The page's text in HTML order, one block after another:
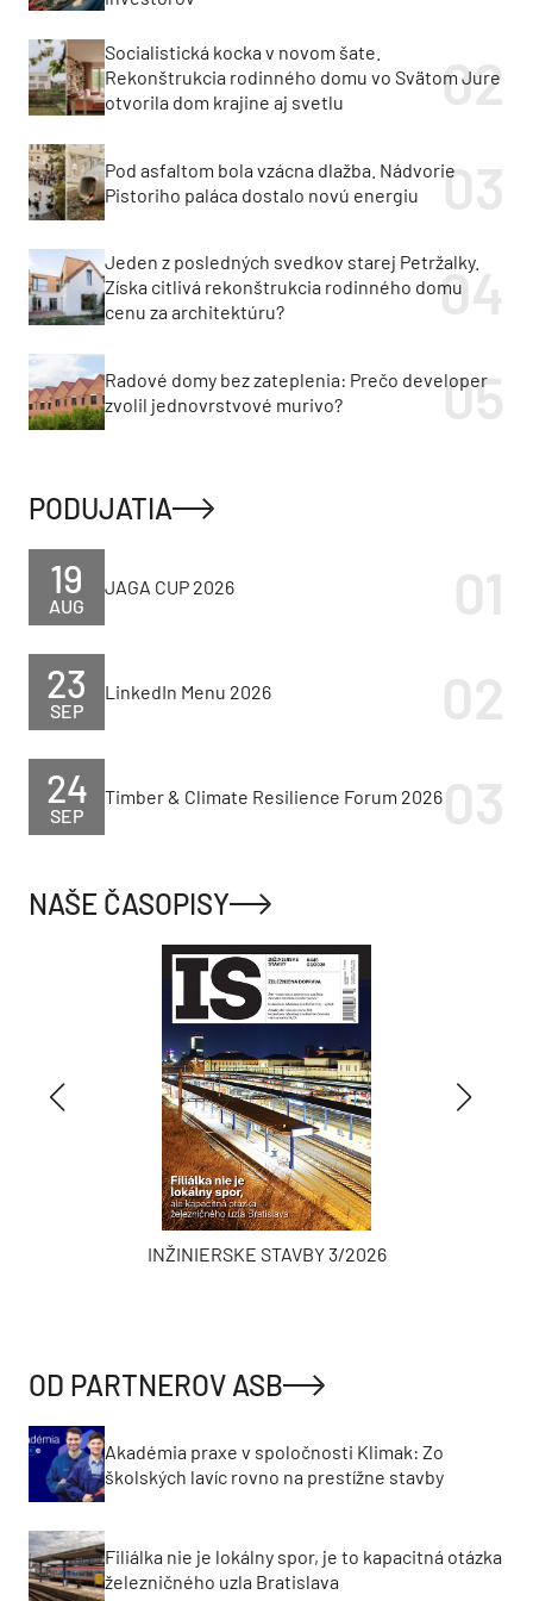
Socialistická kocka v novom šate.
Rekonštrukcia rodinného domu vo Svätom Jure
otvorila dom krajine aj svetlu
Pod asfaltom bola vzácna dlažba. Nádvorie
Pistoriho paláca dostalo novú energiu
Jeden z posledných svedkov starej Petržalky.
Získa citlivá rekonštrukcia rodinného domu
cenu za architektúru?
Radové domy bez zateplenia: Prečo developer
zvolil jednovrstvové murivo?
PODUJATIA
AUG
19 JAGA CUP 2026
SEP
23 LinkedIn Menu 2026
SEP
24 Timber & Climate Resilience Forum 2026
NAŠE ČASOPISY
INŽINIERSKE STAVBY 3/2026
OD PARTNEROV ASB
Akadémia praxe v spoločnosti Klimak: Zo
školských lavíc rovno na prestížne stavby
Filiálka nie je lokálny spor, je to kapacitná otázka
železničného uzla Bratislava